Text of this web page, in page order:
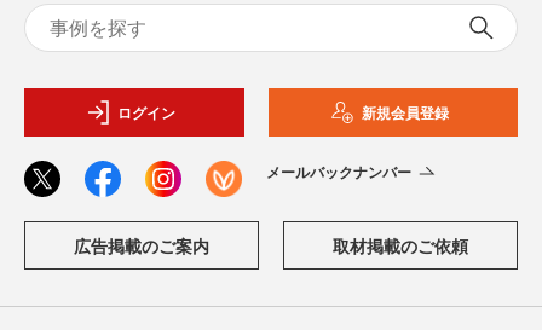
ログイン 新規会員登録
メールバックナンバー
広告掲載のご案内 取材掲載のご依頼